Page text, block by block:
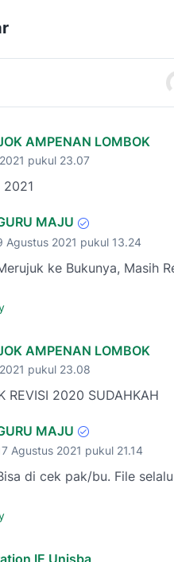
AMPENAN LOMBOK
pukul 23.07
2021
MAJU
Agustus 2021 pukul 13.24
ke Bukunya, Masih
AMPENAN LOMBOK
pukul 23.08
REVISI 2020 SUDAHKAH
MAJU
Agustus 2021 pukul 21.14
di cek pak/bu. File